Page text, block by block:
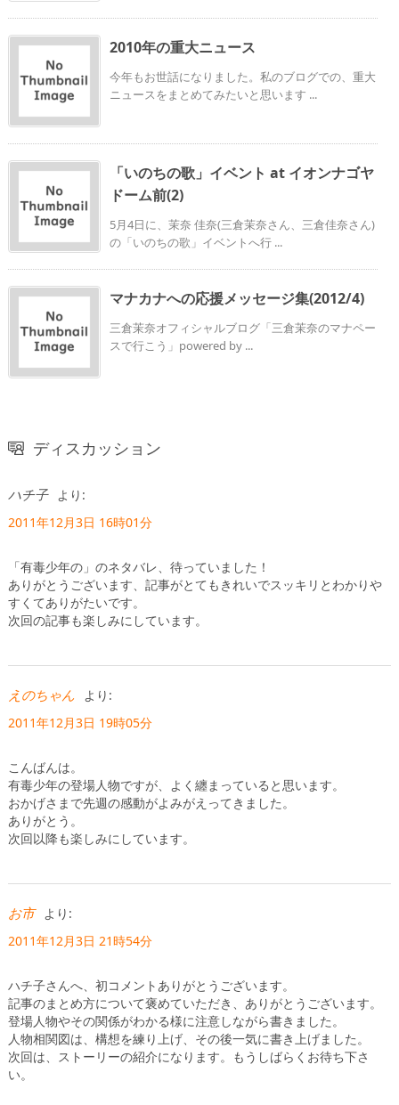
2010年の重大ニュース
今年もお世話になりました。私のブログでの、重大
ニュースをまとめてみたいと思います ...
「いのちの歌」イベント at イオンナゴヤ
ドーム前(2)
5月4日に、茉奈 佳奈(三倉茉奈さん、三倉佳奈さん)
の「いのちの歌」イベントへ行 ...
マナカナへの応援メッセージ集(2012/4)
三倉茉奈オフィシャルブログ「三倉茉奈のマナペー
スで行こう」powered by ...
ディスカッション
ハチ子 より:
2011年12月3日 16時01分
「有毒少年の」のネタバレ、待っていました！
ありがとうございます、記事がとてもきれいでスッキリとわかりや
すくてありがたいです。
次回の記事も楽しみにしています。
えのちゃん
より:
2011年12月3日 19時05分
こんばんは。
有毒少年の登場人物ですが、よく纏まっていると思います。
おかげさまで先週の感動がよみがえってきました。
ありがとう。
次回以降も楽しみにしています。
お市 より:
2011年12月3日 21時54分
ハチ子さんへ、初コメントありがとうございます。
記事のまとめ方について褒めていただき、ありがとうございます。
登場人物やその関係がわかる様に注意しながら書きました。
人物相関図は、構想を練り上げ、その後一気に書き上げました。
次回は、ストーリーの紹介になります。もうしばらくお待ち下さ
い。